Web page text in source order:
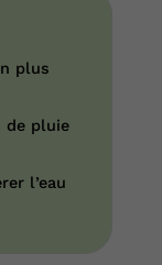
plus
de pluie
l’eau